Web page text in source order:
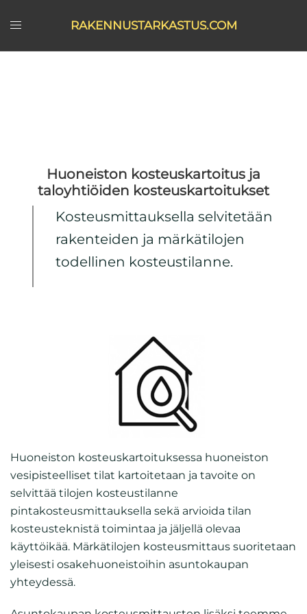
to
RAKENNUSTARKASTUS.COM
Huoneiston kosteuskartoitus ja
taloyhtiöiden kosteuskartoitukset
Kosteusmittauksella selvitetään
rakenteiden ja märkätilojen
todellinen kosteustilanne.
Huoneiston kosteuskartoituksessa huoneiston
vesipisteelliset tilat kartoitetaan ja tavoite on
selvittää tilojen kosteustilanne
pintakosteusmittauksella sekä arvioida tilan
kosteusteknistä toimintaa ja jäljellä olevaa
käyttöikää. Märkätilojen kosteusmittaus suoritetaan
yleisesti osakehuoneistoihin asuntokaupan
yhteydessä.